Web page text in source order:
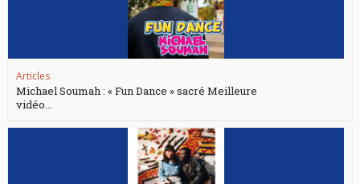
Articles
Michael Soumah : « Fun Dance » sacré Meilleure
vidéo...